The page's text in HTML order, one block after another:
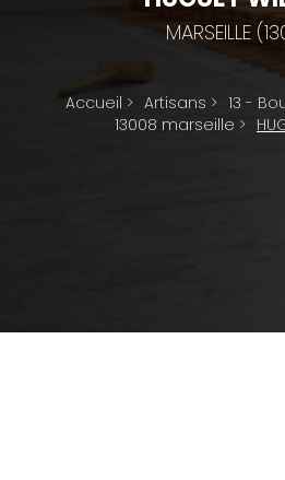
MARSEILLE
Accueil > Artisans > 13 -
13008 marseille >